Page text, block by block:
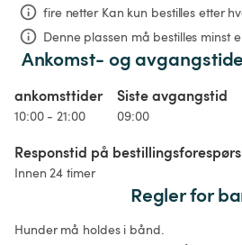
fire netter Kan kun bestilles etter
Denne plassen må bestilles minst
Ankomst- og
ankomsttider
10:00 - 21:00
Siste avgangstid
09:00
Responstid på
Innen 24 timer
Regler for
Hunder må holdes i bånd.